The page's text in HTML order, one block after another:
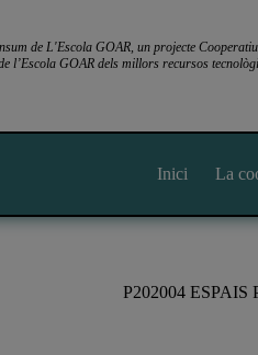
de L'Escola GOAR, un projecte
l’Escola GOAR dels millors recursos
Inici La
P202004 ESPAIS